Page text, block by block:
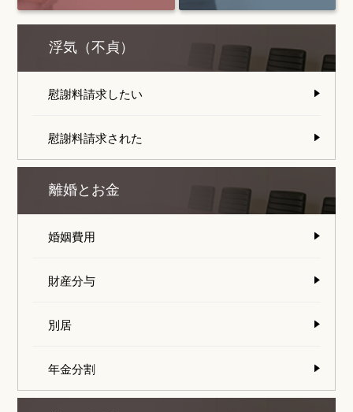
浮気（不貞）
慰謝料請求したい
慰謝料請求された
離婚とお金
婚姻費用
財産分与
別居
年金分割